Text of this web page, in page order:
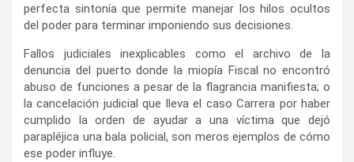
perfecta sintonía que permite manejar los hilos ocultos
del poder para terminar imponiendo sus decisiones.
Fallos judiciales inexplicables como el archivo de la
denuncia del puerto donde la miopía Fiscal no encontró
abuso de funciones a pesar de la flagrancia manifiesta; o
la cancelación judicial que lleva el caso Carrera por haber
cumplido la orden de ayudar a una víctima que dejó
parapléjica una bala policial, son meros ejemplos de cómo
ese poder influye.